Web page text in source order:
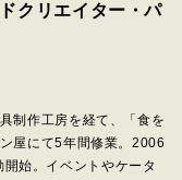
クリエイター・パ
制作工房を経て、「食を
屋にて5年間修業。2006
始。イベントやケータ